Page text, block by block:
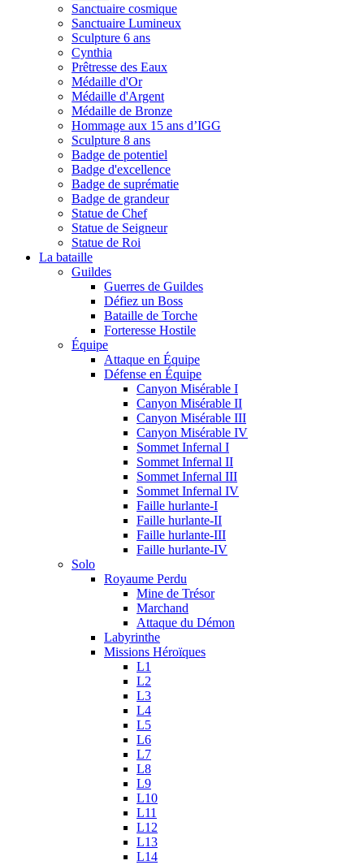
Sanctuaire cosmique
Sanctuaire Lumineux
Sculpture 6 ans
Cynthia
Prêtresse des Eaux
Médaille d'Or
Médaille d'Argent
Médaille de Bronze
Hommage aux 15 ans d’IGG
Sculpture 8 ans
Badge de potentiel
Badge d'excellence
Badge de suprématie
Badge de grandeur
Statue de Chef
Statue de Seigneur
Statue de Roi
La bataille
Guildes
Guerres de Guildes
Défiez un Boss
Bataille de Torche
Forteresse Hostile
Équipe
Attaque en Équipe
Défense en Équipe
Canyon Misérable I
Canyon Misérable II
Canyon Misérable III
Canyon Misérable IV
Sommet Infernal I
Sommet Infernal II
Sommet Infernal III
Sommet Infernal IV
Faille hurlante-I
Faille hurlante-II
Faille hurlante-III
Faille hurlante-IV
Solo
Royaume Perdu
Mine de Trésor
Marchand
Attaque du Démon
Labyrinthe
Missions Héroïques
L1
L2
L3
L4
L5
L6
L7
L8
L9
L10
L11
L12
L13
L14